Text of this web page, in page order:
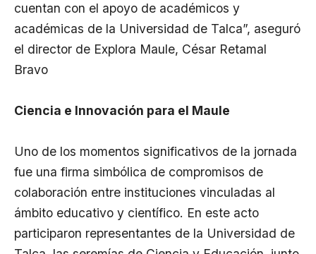
cuentan con el apoyo de académicos y
académicas de la Universidad de Talca”, aseguró
el director de Explora Maule, César Retamal
Bravo
Ciencia e Innovación para el Maule
Uno de los momentos significativos de la jornada
fue una firma simbólica de compromisos de
colaboración entre instituciones vinculadas al
ámbito educativo y científico. En este acto
participaron representantes de la Universidad de